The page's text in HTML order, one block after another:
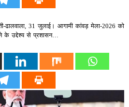
ढालवाला, 31 जुलाई। आगामी कांवड़ मेला-2026 को
के उद्देश्य से प्रशासन…